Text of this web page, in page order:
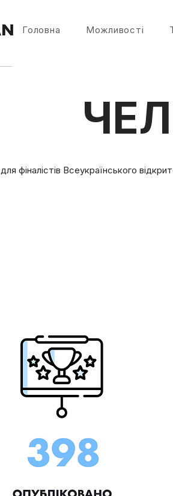
Головна Можливості
для фіналістів Всеукраїнського